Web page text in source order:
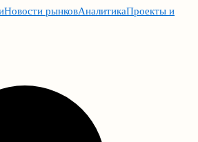
Новости рынковАналитикаПроекты и